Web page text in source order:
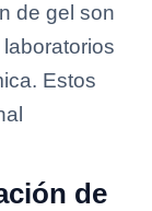
de gel son
Estos
de